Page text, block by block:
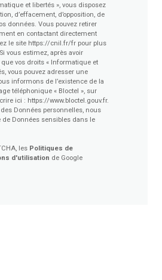
et libertés », vous disposez
d’effacement, d’opposition, de
données. Vous pouvez retirer
en contactant directement
le site https://cnil.fr/frpour plus
vous estimez, après avoir
vos droits « Informatique et
vous pouvez adresser une
informons de l’existence de la
téléphonique « Bloctel », sur
ici : https://www.bloctel.gouv.fr.
Données personnelles, nous
Données sensibles dans le
les Politiques de
d'utilisation de Google